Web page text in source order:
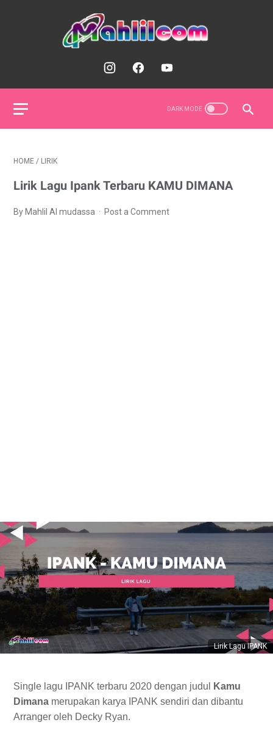
HOME / LIRIK
Lirik Lagu Ipank Terbaru KAMU DIMANA
By Mahlil Al mudassa Post a Comment
Lirik Lagu IPANK
Single lagu IPANK terbaru 2020 dengan judul
Kamu
Dimana merupakan karya IPANK sendiri dan dibantu
Arranger oleh Decky Ryan.